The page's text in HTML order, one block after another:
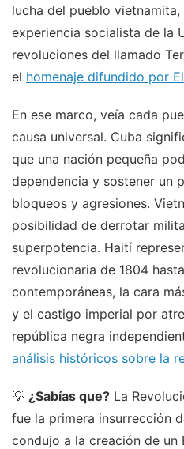
lucha del pueblo
experiencia socialista de la
revoluciones del llamado
el homenaje difundido por
En ese marco, veía cada
causa universal. Cuba
que una nación pequeña
dependencia y sostener un
bloqueos y agresiones.
posibilidad de derrotar
superpotencia. Haití
revolucionaria de 1804
contemporáneas, la cara
y el castigo imperial por
república negra
análisis históricos sobre la
💡 ¿Sabías que? La
fue la primera insurrección
condujo a la creación de un